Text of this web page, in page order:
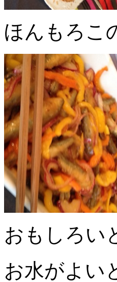
ほんもろこ
おもしろい
お水がよい